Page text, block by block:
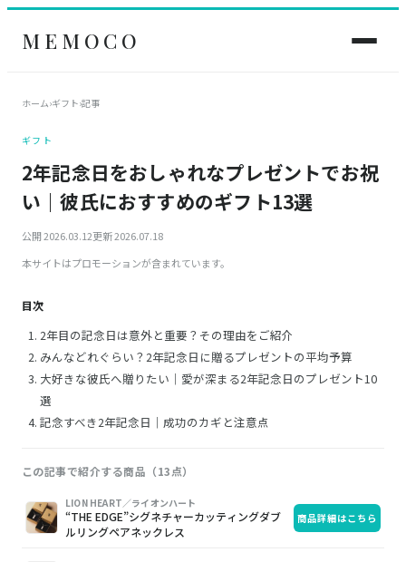
MEMOCO
ホーム›ギフト›記事
ギフト
2年記念日をおしゃれなプレゼントでお祝
い｜彼氏におすすめのギフト13選
公開 2026.03.12更新 2026.07.18
本サイトはプロモーションが含まれています。
目次
2年目の記念日は意外と重要？その理由をご紹介
みんなどれぐらい？2年記念日に贈るプレゼントの平均予算
大好きな彼氏へ贈りたい｜愛が深まる2年記念日のプレゼント10
選
記念すべき2年記念日｜成功のカギと注意点
この記事で紹介する商品（13点）
画
像
商
品
購
入
LION HEART／ライオンハート
“THE EDGE”シグネチャーカッティングダブ
ルリングペアネックレス
商品詳細はこちら